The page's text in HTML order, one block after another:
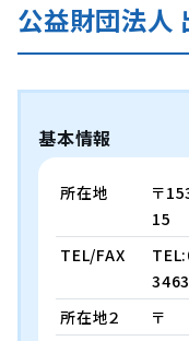
公益財団法人
基本情報
所在地
〒
15
TEL/FAX
所在地２
〒